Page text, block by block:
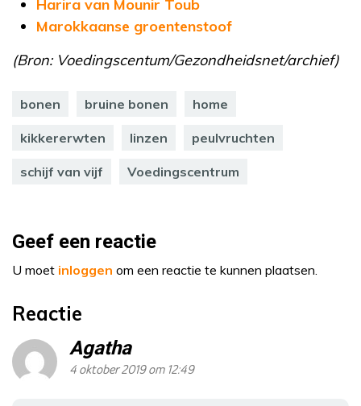
Harira van Mounir Toub
Marokkaanse groentenstoof
(Bron: Voedingscentum/Gezondheidsnet/archief)
bonen bruine bonen home
kikkererwten linzen peulvruchten
schijf van vijf Voedingscentrum
Geef een reactie
U moet inloggen om een reactie te kunnen plaatsen.
Reactie
Agatha
4 oktober 2019 om 12:49